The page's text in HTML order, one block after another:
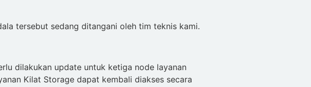
tersebut sedang ditangani oleh tim teknis kami.
dilakukan update untuk ketiga node layanan
Kilat Storage dapat kembali diakses secara